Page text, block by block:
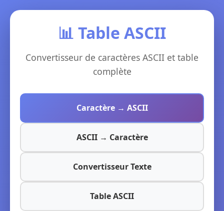
📊 Table ASCII
Convertisseur de caractères ASCII et table
complète
Caractère → ASCII
ASCII → Caractère
Convertisseur Texte
Table ASCII